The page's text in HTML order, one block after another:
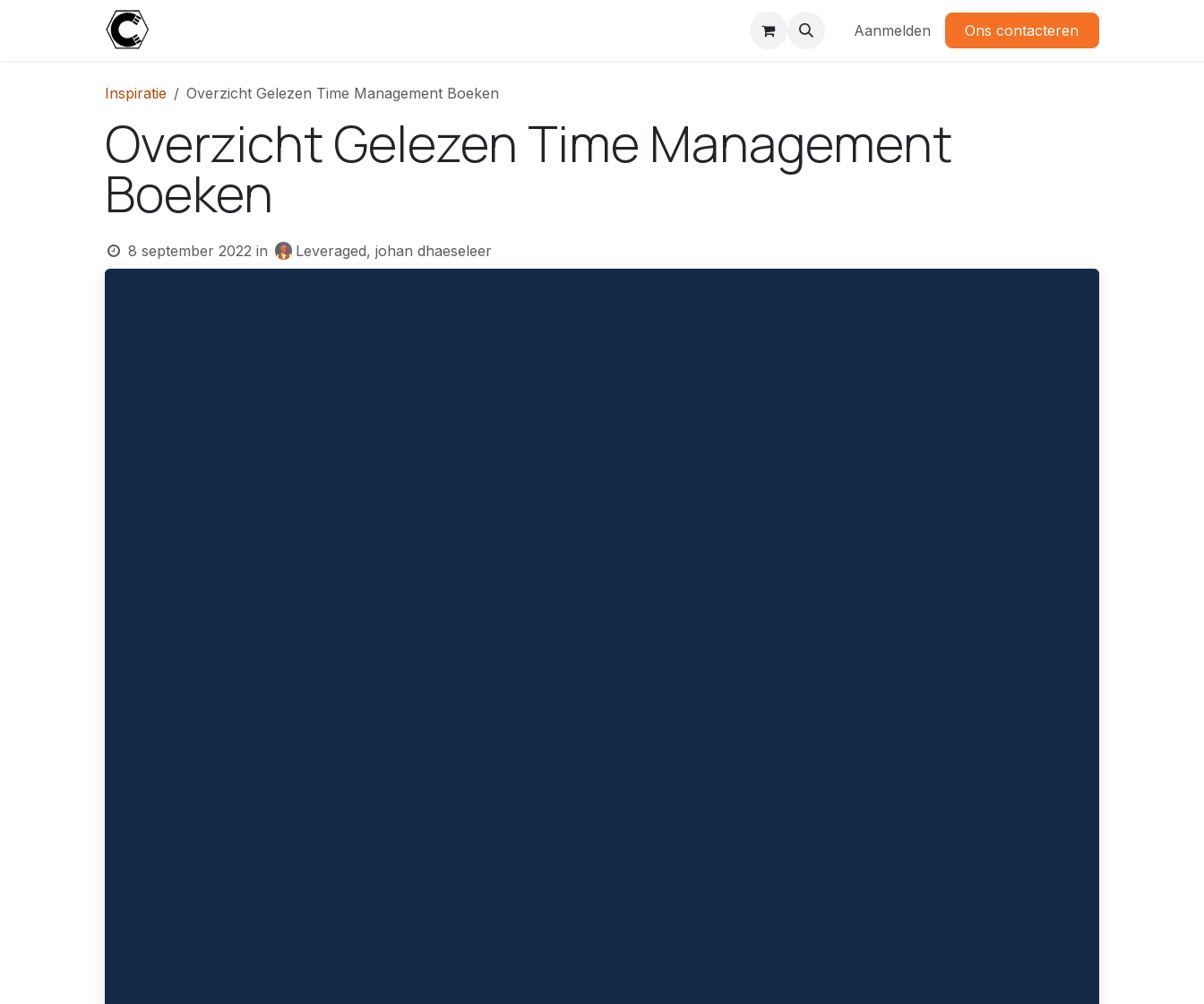
Overslaan naar inhoud
Aanmelden Ons contacteren
Inspiratie Overzicht Gelezen Time Management Boeken
Overzicht Gelezen Time Management
Boeken
8 september 2022 in Leveraged, johan dhaeseleer